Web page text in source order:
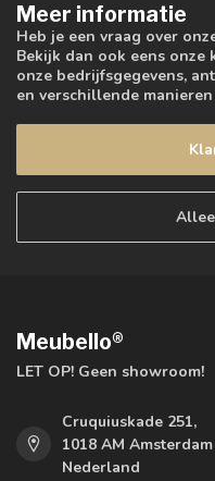
Meer informatie
Heb je een vraag over
Bekijk dan ook eens onze
onze bedrijfsgegevens,
en verschillende
Meubello®
LET OP! Geen showroom!
Cruquiuskade 251,
1018 AM Amsterdam
Nederland